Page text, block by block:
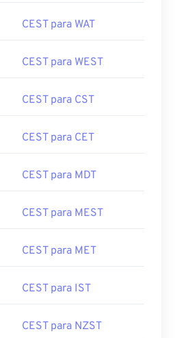
CEST para WAT
CEST para WEST
CEST para CST
CEST para CET
CEST para MDT
CEST para MEST
CEST para MET
CEST para IST
CEST para NZST